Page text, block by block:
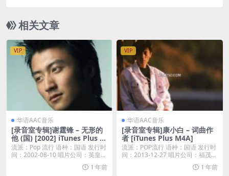
相关文章
VIP
华语AAC音乐
[录音室专辑]谢霆锋 – 无形的
他 (国) [2002] iTunes Plus A
AC
流派：Pop 流行 语种：国语 发行时
间：2002-08-10 唱片公司：英皇
1 年前
VIP
华语AAC音乐
[录音室专辑]康小白 – 词曲作
者 [iTunes Plus M4A]
流派：POP流行 语种：国语 发行时
间：2013-12-27 唱片公司：福茂唱
1 年前